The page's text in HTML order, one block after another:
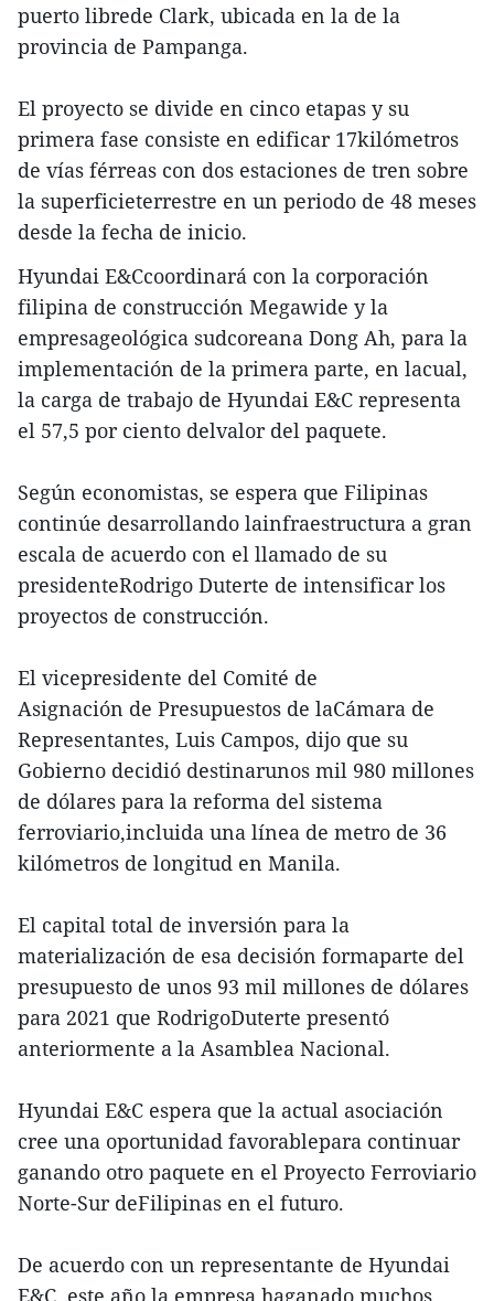
puerto librede Clark, ubicada en la de la
provincia de Pampanga.
El proyecto se divide en cinco etapas y su
primera fase consiste en edificar 17kilómetros
de vías férreas con dos estaciones de tren sobre
la superficieterrestre en un periodo de 48 meses
desde la fecha de inicio.
Hyundai E&Ccoordinará con la corporación
filipina de construcción Megawide y la
empresageológica sudcoreana Dong Ah, para la
implementación de la primera parte, en lacual,
la carga de trabajo de Hyundai E&C representa
el 57,5 por ciento delvalor del paquete.
Según economistas, se espera que Filipinas
continúe desarrollando lainfraestructura a gran
escala de acuerdo con el llamado de su
presidenteRodrigo Duterte de intensificar los
proyectos de construcción.
El vicepresidente del Comité de
Asignación de Presupuestos de laCámara de
Representantes, Luis Campos, dijo que su
Gobierno decidió destinarunos mil 980 millones
de dólares para la reforma del sistema
ferroviario,incluida una línea de metro de 36
kilómetros de longitud en Manila.
El capital total de inversión para la
materialización de esa decisión formaparte del
presupuesto de unos 93 mil millones de dólares
para 2021 que RodrigoDuterte presentó
anteriormente a la Asamblea Nacional.
Hyundai E&C espera que la actual asociación
cree una oportunidad favorablepara continuar
ganando otro paquete en el Proyecto Ferroviario
Norte-Sur deFilipinas en el futuro.
De acuerdo con un representante de Hyundai
E&C, este año la empresa haganado muchos